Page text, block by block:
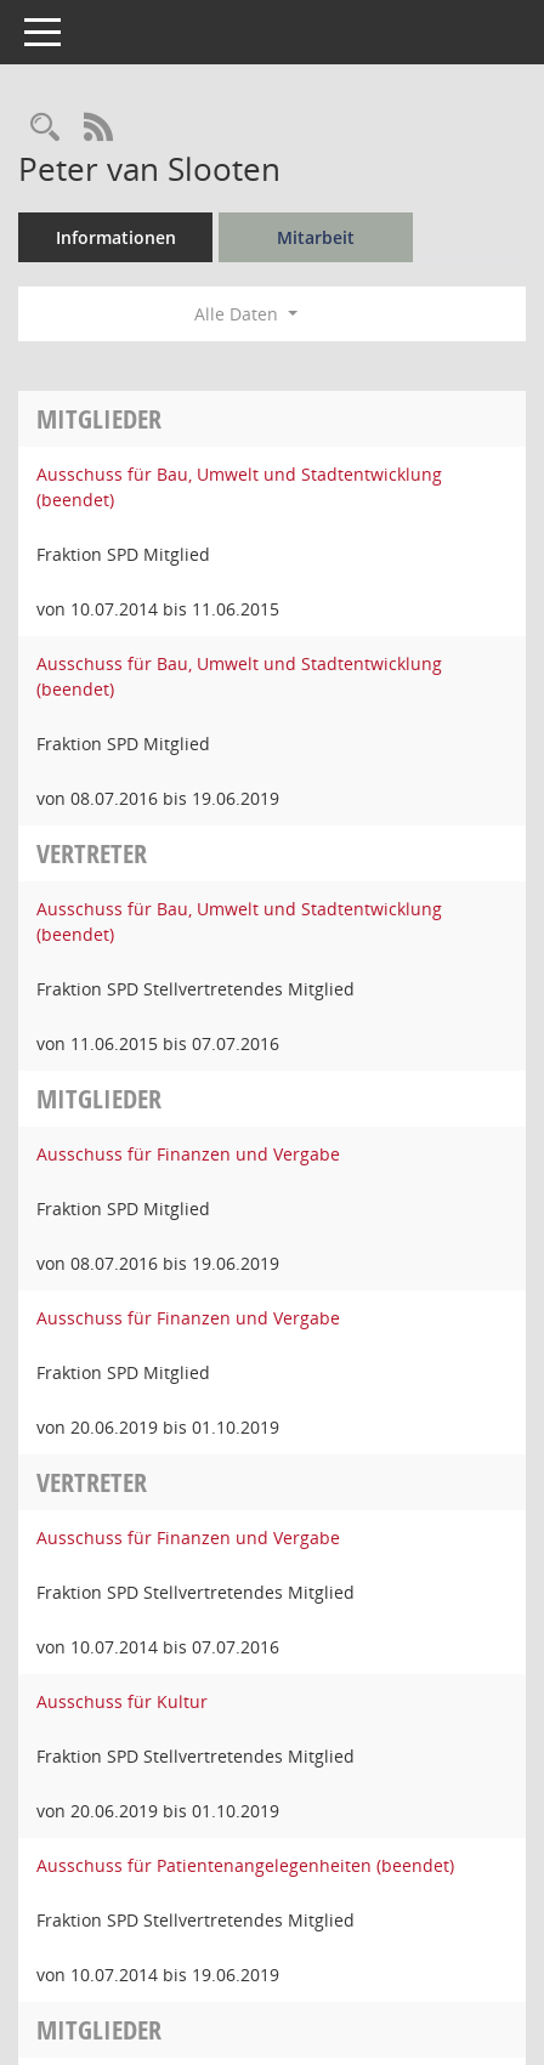
Toggle navigation
Rechercheauswahl
RSS-Feed
Peter van Slooten
Informationen Mitarbeit
Alle Daten
MITGLIEDER
Ausschuss für Bau, Umwelt und Stadtentwicklung
(beendet)
Fraktion SPD Mitglied
von 10.07.2014 bis 11.06.2015
Ausschuss für Bau, Umwelt und Stadtentwicklung
(beendet)
Fraktion SPD Mitglied
von 08.07.2016 bis 19.06.2019
VERTRETER
Ausschuss für Bau, Umwelt und Stadtentwicklung
(beendet)
Fraktion SPD Stellvertretendes Mitglied
von 11.06.2015 bis 07.07.2016
MITGLIEDER
Ausschuss für Finanzen und Vergabe
Fraktion SPD Mitglied
von 08.07.2016 bis 19.06.2019
Ausschuss für Finanzen und Vergabe
Fraktion SPD Mitglied
von 20.06.2019 bis 01.10.2019
VERTRETER
Ausschuss für Finanzen und Vergabe
Fraktion SPD Stellvertretendes Mitglied
von 10.07.2014 bis 07.07.2016
Ausschuss für Kultur
Fraktion SPD Stellvertretendes Mitglied
von 20.06.2019 bis 01.10.2019
Ausschuss für Patientenangelegenheiten (beendet)
Fraktion SPD Stellvertretendes Mitglied
von 10.07.2014 bis 19.06.2019
MITGLIEDER